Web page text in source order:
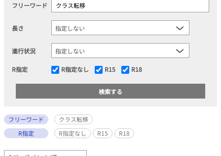
フリーワード
長さ
進行状況
R指定 R指定なし R15 R18
フリーワード
クラス転移
R指定
R指定なし R15 R18